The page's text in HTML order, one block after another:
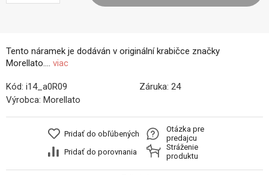
Tento náramek je dodáván v originální krabičce značky
Morellato.... viac
Kód: i14_a0R09 Záruka: 24
Výrobca: Morellato
Pridať do obľúbených
Pridať do porovnania
Otázka pre
predajcu
Stráženie
produktu